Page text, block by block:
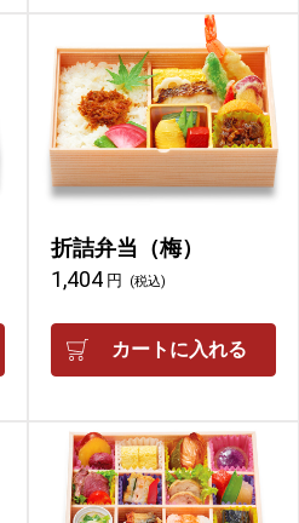
折詰弁当（梅）
1,404 円 (税込)
カートに入れる